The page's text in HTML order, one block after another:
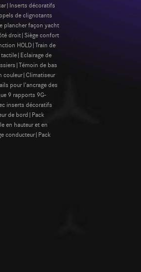
décoratifs
de clignotants
plancher façon yacht
droit|Siège confort
HOLD|Train de
de
de bas
couleur|Climatiseur
pour l'ancrage des
9 rapports 9G-
inserts décoratifs
de bord|Pack
en hauteur et en
conducteur|Pack